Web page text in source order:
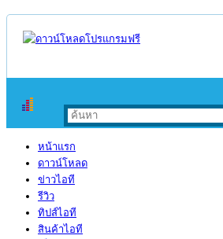
หน้าแรก
ดาวน์โหลด
ข่าวไอที
รีวิว
ทิปส์ไอที
สินค้าไอที